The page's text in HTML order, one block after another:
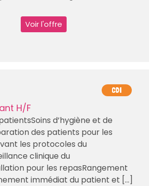
Voir l'offre
CDI
H/F
d’hygiène et de
des patients pour les
les protocoles du
clinique du
pour les repasRangement
immédiat du patient et [...]